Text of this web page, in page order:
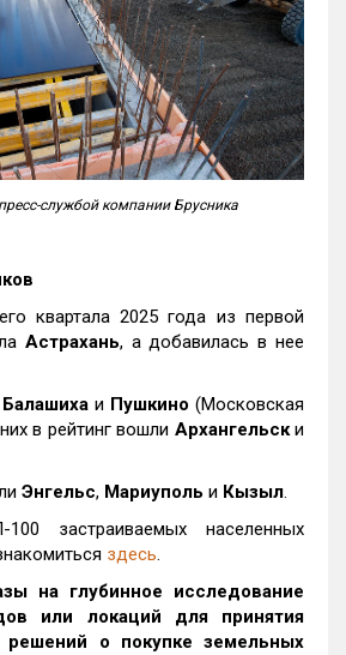
службой компании Брусника
квартала 2025 года из первой
Астрахань, а добавилась в нее
Балашиха и Пушкино (Московская
в рейтинг вошли Архангельски
Энгельс, Мариуполь и Кызыл.
застраиваемых населенных
здесь.
на глубинное исследование
или локаций для принятия
решений о покупке земельных